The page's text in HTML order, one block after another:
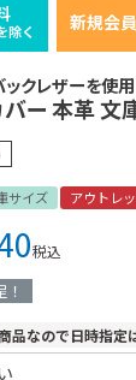
除く 新規会
クレザーを使用
バー 本革 文
サイズ アウトレ
税込
なので日時指定